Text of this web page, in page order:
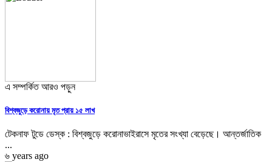
এ সম্পর্কিত আরও পড়ুন
বিশ্বজুড়ে করোনায় মৃত প্রায় ১৫ লাখ
টেকনাফ টুডে ডেস্ক : বিশ্বজুড়ে করোনাভাইরাসে মৃতের সংখ্যা বেড়েছে। আন্তর্জাতিক
...
৬ years ago